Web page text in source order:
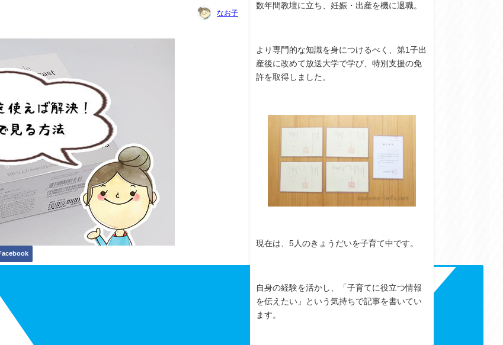
なお子
数年間教壇に立ち、妊娠・出産を機に退職。
より専門的な知識を身につけるべく、第1子出
産後に改めて放送大学で学び、特別支援の免
許を取得しました。
現在は、5人のきょうだいを子育て中です。
自身の経験を活かし、「子育てに役立つ情報
を伝えたい」という気持ちで記事を書いてい
ます。